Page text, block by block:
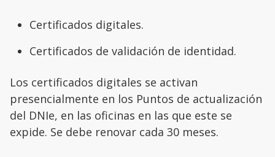
Certificados digitales.
Certificados de validación de identidad.
Los certificados digitales se activan
presencialmente en los Puntos de actualización
del DNIe, en las oficinas en las que este se
expide. Se debe renovar cada 30 meses.